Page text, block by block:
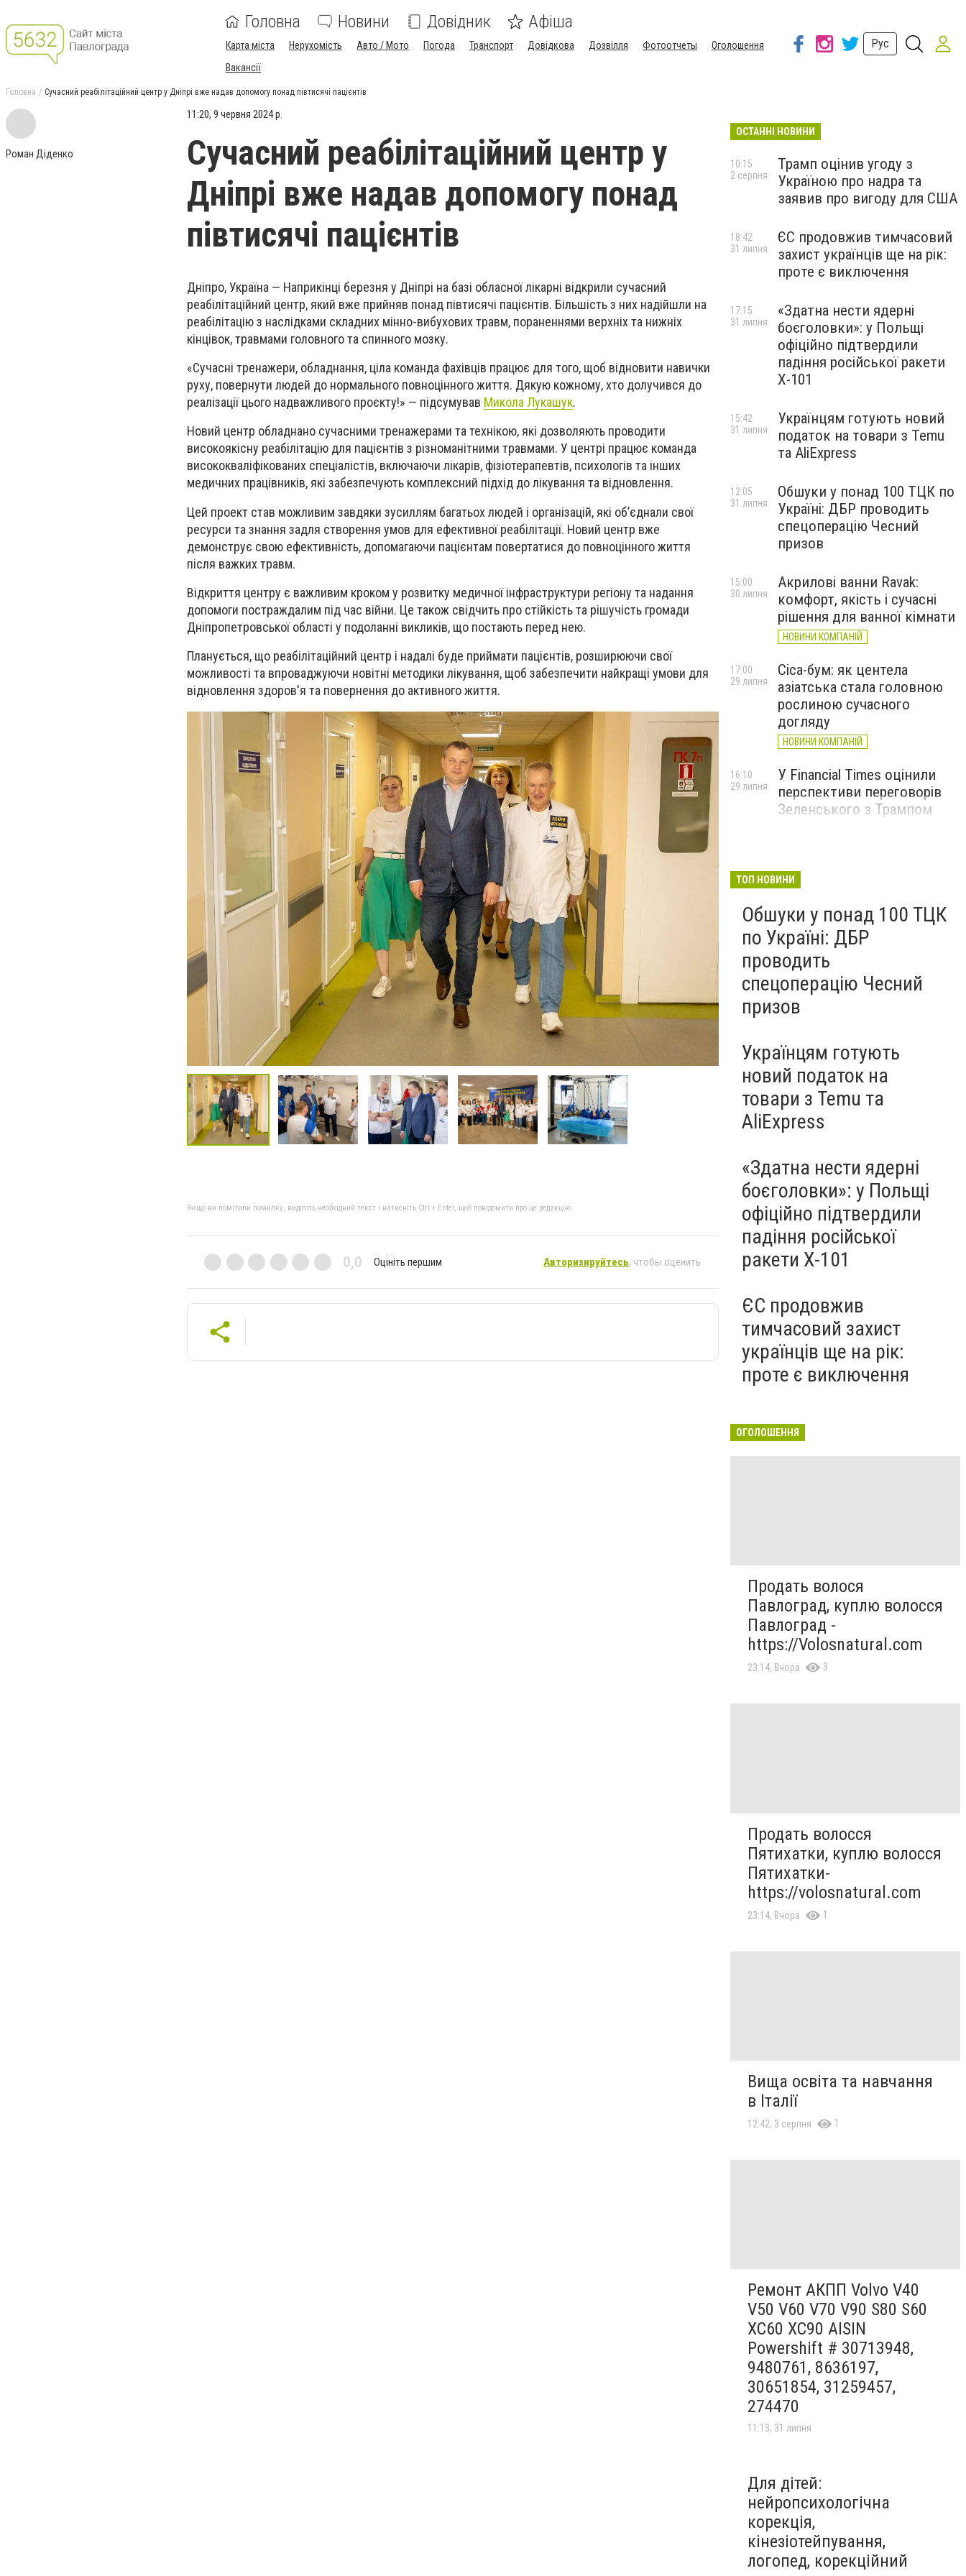
Головна Новини Довідник Афіша
Карта міста Нерухомість Авто / Мото Погода Транспорт Довідкова Дозвілля Фотоотчеты
Оголошення
Вакансії
Рус
Головна Сучасний реабілітаційний центр у Дніпрі вже надав допомогу понад півтисячі пацієнтів
Роман Діденко
11:20, 9 червня 2024 р.
Сучасний реабілітаційний центр у
Дніпрі вже надав допомогу понад
півтисячі пацієнтів
Дніпро, Україна — Наприкінці березня у Дніпрі на базі обласної лікарні відкрили сучасний
реабілітаційний центр, який вже прийняв понад півтисячі пацієнтів. Більшість з них надійшли на
реабілітацію з наслідками складних мінно-вибухових травм, пораненнями верхніх та нижніх
кінцівок, травмами головного та спинного мозку.
«Сучасні тренажери, обладнання, ціла команда фахівців працює для того, щоб відновити навички
руху, повернути людей до нормального повноцінного життя. Дякую кожному, хто долучився до
реалізації цього надважливого проєкту!» — підсумував Микола Лукашук.
Новий центр обладнано сучасними тренажерами та технікою, які дозволяють проводити
високоякісну реабілітацію для пацієнтів з різноманітними травмами. У центрі працює команда
висококваліфікованих спеціалістів, включаючи лікарів, фізіотерапевтів, психологів та інших
медичних працівників, які забезпечують комплексний підхід до лікування та відновлення.
Цей проект став можливим завдяки зусиллям багатьох людей і організацій, які об’єднали свої
ресурси та знання задля створення умов для ефективної реабілітації. Новий центр вже
демонструє свою ефективність, допомагаючи пацієнтам повертатися до повноцінного життя
після важких травм.
Відкриття центру є важливим кроком у розвитку медичної інфраструктури регіону та надання
допомоги постраждалим під час війни. Це також свідчить про стійкість та рішучість громади
Дніпропетровської області у подоланні викликів, що постають перед нею.
Планується, що реабілітаційний центр і надалі буде приймати пацієнтів, розширюючи свої
можливості та впроваджуючи новітні методики лікування, щоб забезпечити найкращі умови для
відновлення здоров'я та повернення до активного життя.
Якщо ви помітили помилку, виділіть необхідний текст і натисніть Ctrl + Enter, щоб повідомити про це редакцію
0,0 Оцініть першим Авторизируйтесь, чтобы оценить
ОСТАННІ НОВИНИ
Трамп оцінив угоду з
Україною про надра та
заявив про вигоду для США
10:15
2 серпня
ЄС продовжив тимчасовий
захист українців ще на рік:
проте є виключення
18:42
31 липня
«Здатна нести ядерні
боєголовки»: у Польщі
офіційно підтвердили
падіння російської ракети
Х-101
17:15
31 липня
Українцям готують новий
податок на товари з Temu
та AliExpress
15:42
31 липня
Обшуки у понад 100 ТЦК по
Україні: ДБР проводить
спецоперацію Чесний
призов
12:05
31 липня
Акрилові ванни Ravak:
комфорт, якість і сучасні
рішення для ванної кімнати
НОВИНИ КОМПАНІЙ
15:00
30 липня
Cica-бум: як центела
азіатська стала головною
рослиною сучасного
догляду
НОВИНИ КОМПАНІЙ
17:00
29 липня
У Financial Times оцінили
перспективи переговорів
Зеленського з Трампом
16:10
29 липня
ТОП НОВИНИ
Обшуки у понад 100 ТЦК
по Україні: ДБР
проводить
спецоперацію Чесний
призов
Українцям готують
новий податок на
товари з Temu та
AliExpress
«Здатна нести ядерні
боєголовки»: у Польщі
офіційно підтвердили
падіння російської
ракети Х-101
ЄС продовжив
тимчасовий захист
українців ще на рік:
проте є виключення
ОГОЛОШЕННЯ
Продать волося
Павлоград, куплю волосся
Павлоград -
https://Volosnatural.com
23:14, Вчора 3
Продать волосся
Пятихатки, куплю волосся
Пятихатки-
https://volosnatural.com
23:14, Вчора 1
Вища освіта та навчання
в Італії
12:42, 3 серпня 1
Ремонт АКПП Volvo V40
V50 V60 V70 V90 S80 S60
XC60 XC90 AISIN
Powershift # 30713948,
9480761, 8636197,
30651854, 31259457,
274470
11:13, 31 липня
Для дітей:
нейропсихологічна
корекція,
кінезіотейпування,
логопед, корекційний